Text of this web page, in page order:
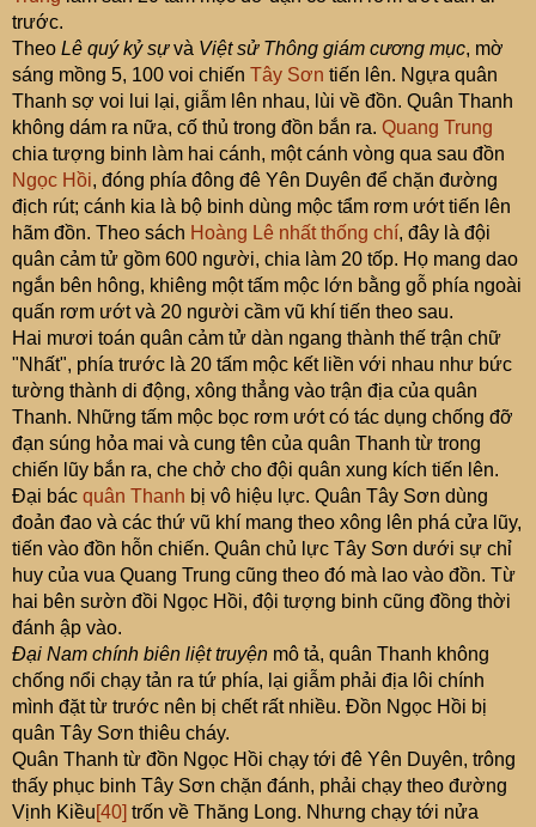
trước.
Theo Lê quý kỷ sựvà Việt sử Thông giám cương mục, mờ
sáng mồng 5, 100 voi chiến Tây Sơn tiến lên. Ngựa quân
Thanh sợ voi lui lại, giẫm lên nhau, lùi về đồn. Quân Thanh
không dám ra nữa, cố thủ trong đồn bắn ra. Quang Trung
chia tượng binh làm hai cánh, một cánh vòng qua sau đồn
Ngọc Hồi, đóng phía đông đê Yên Duyên để chặn đường
địch rút; cánh kia là bộ binh dùng mộc tẩm rơm ướt tiến lên
hãm đồn. Theo sách Hoàng Lê nhất thống chí, đây là đội
quân cảm tử gồm 600 người, chia làm 20 tốp. Họ mang dao
ngắn bên hông, khiêng một tấm mộc lớn bằng gỗ phía ngoài
quấn rơm ướt và 20 người cầm vũ khí tiến theo sau.
Hai mươi toán quân cảm tử dàn ngang thành thế trận chữ
"Nhất", phía trước là 20 tấm mộc kết liền với nhau như bức
tường thành di động, xông thẳng vào trận địa của quân
Thanh. Những tấm mộc bọc rơm ướt có tác dụng chống đỡ
đạn súng hỏa mai và cung tên của quân Thanh từ trong
chiến lũy bắn ra, che chở cho đội quân xung kích tiến lên.
Đại bác quân Thanh bị vô hiệu lực. Quân Tây Sơn dùng
đoản đao và các thứ vũ khí mang theo xông lên phá cửa lũy,
tiến vào đồn hỗn chiến. Quân chủ lực Tây Sơn dưới sự chỉ
huy của vua Quang Trung cũng theo đó mà lao vào đồn. Từ
hai bên sườn đồi Ngọc Hồi, đội tượng binh cũng đồng thời
đánh ập vào.
Đại Nam chính biên liệt truyện mô tả, quân Thanh không
chống nổi chạy tản ra tứ phía, lại giẫm phải địa lôi chính
mình đặt từ trước nên bị chết rất nhiều. Đồn Ngọc Hồi bị
quân Tây Sơn thiêu cháy.
Quân Thanh từ đồn Ngọc Hồi chạy tới đê Yên Duyên, trông
thấy phục binh Tây Sơn chặn đánh, phải chạy theo đường
Vịnh Kiều[40] trốn về Thăng Long. Nhưng chạy tới nửa